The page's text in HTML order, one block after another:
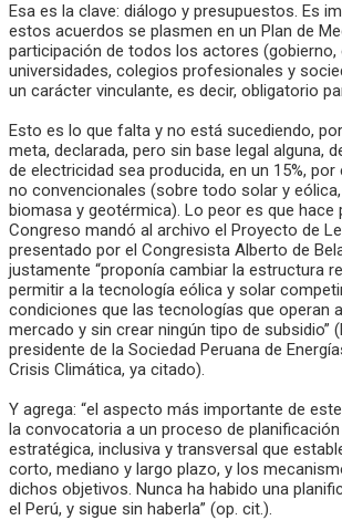
Esa es la clave: diálogo y presupuestos. Es
estos acuerdos se plasmen en un Plan de
participación de todos los actores (gobierno,
universidades, colegios profesionales y
un carácter vinculante, es decir, obligatorio
Esto es lo que falta y no está sucediendo,
meta, declarada, pero sin base legal alguna,
de electricidad sea producida, en un 15%,
no convencionales (sobre todo solar y
biomasa y geotérmica). Lo peor es que hace
Congreso mandó al archivo el Proyecto de
presentado por el Congresista Alberto de
justamente “proponía cambiar la estructura
permitir a la tecnología eólica y solar
condiciones que las tecnologías que operan
mercado y sin crear ningún tipo de subsidio”
presidente de la Sociedad Peruana de
Crisis Climática, ya citado).
Y agrega: “el aspecto más importante de
la convocatoria a un proceso de planificación
estratégica, inclusiva y transversal que
corto, mediano y largo plazo, y los
dichos objetivos. Nunca ha habido una
el Perú, y sigue sin haberla” (op. cit.).